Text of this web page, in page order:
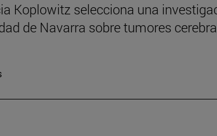
Koplowitz selecciona una
de Navarra sobre tumores